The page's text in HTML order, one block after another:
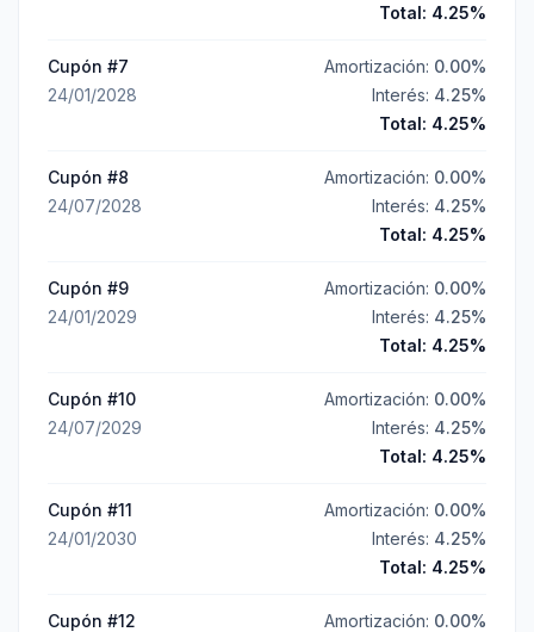
Total: 4.25%
Cupón #7
24/01/2028
Amortización: 0.00%
Interés: 4.25%
Total: 4.25%
Cupón #8
24/07/2028
Amortización: 0.00%
Interés: 4.25%
Total: 4.25%
Cupón #9
24/01/2029
Amortización: 0.00%
Interés: 4.25%
Total: 4.25%
Cupón #10
24/07/2029
Amortización: 0.00%
Interés: 4.25%
Total: 4.25%
Cupón #11
24/01/2030
Amortización: 0.00%
Interés: 4.25%
Total: 4.25%
Cupón #12
Amortización: 0.00%